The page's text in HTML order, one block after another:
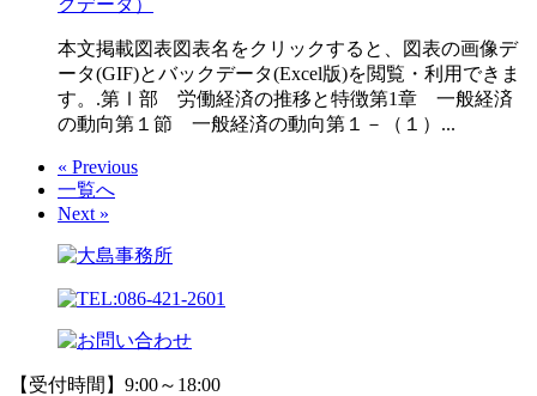
本文掲載図表図表名をクリックすると、図表の画像デ
ータ(GIF)とバックデータ(Excel版)を閲覧・利用できま
す。.第Ⅰ部 労働経済の推移と特徴第1章 一般経済
の動向第１節 一般経済の動向第１－（１）...
« Previous
一覧へ
Next »
【受付時間】9:00～18:00